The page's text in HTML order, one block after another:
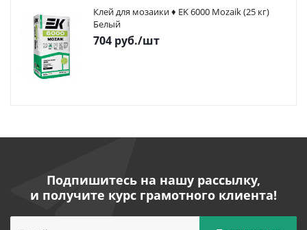
Клей для мозаики ♦ EK 6000 Mozaik (25 кг)
Белый
704 руб./шт
Подпишитесь на нашу рассылку,
и получите курс грамотного клиента!